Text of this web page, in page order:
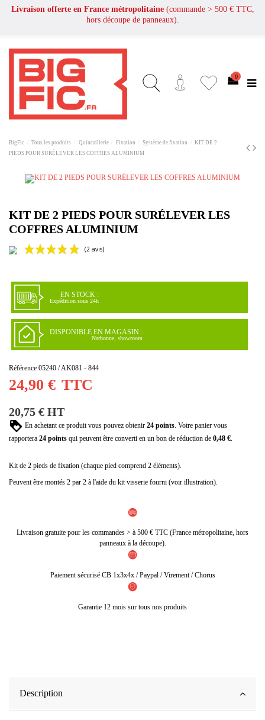
Livraison offerte en France métropolitaine (commande > 500 € TTC,
hors découpe de panneaux).
0
BigFic Tous les produits Quincaillerie Fixation Système de fixation
KIT DE 2
PIEDS POUR SURÉLEVER LES COFFRES ALUMINIUM
KIT DE 2 PIEDS POUR SURÉLEVER LES
COFFRES ALUMINIUM
EN STOCK :
Expédition sous 24h
DISPONIBLE EN MAGASIN :
Narbonne, showroom
Référence 05240 / AK081 - 844
24,90 € TTC
20,75 € HT
En achetant ce produit vous pouvez obtenir 24 points. Votre panier vous
rapportera 24 points qui peuvent être converti en un bon de réduction de 0,48 €.
Kit de 2 pieds de fixation (chaque pied comprend 2 éléments).
Peuvent être montés 2 par 2 à l'aide du kit visserie fourni (voir illustration).
Livraison gratuite pour les commandes > à 500 € TTC (France métropolitaine, hors
panneaux à la découpe).
Paiement sécurisé CB 1x3x4x / Paypal / Virement / Chorus
Garantie 12 mois sur tous nos produits
Description